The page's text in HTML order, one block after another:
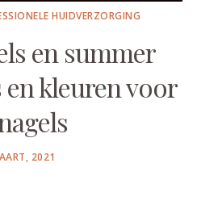
HUIDVERZORGING
en summer
kleuren voor
2021